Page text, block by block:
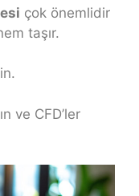
çok önemlidir
taşır.
ve CFD’ler